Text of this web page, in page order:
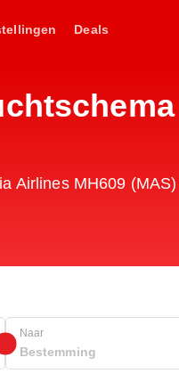
Deals
Airlines MH609
Naar